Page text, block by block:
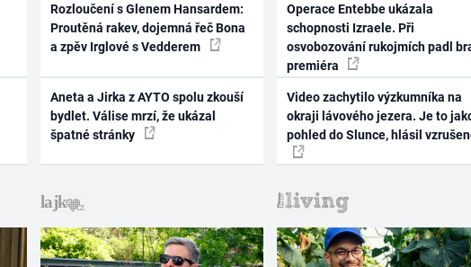
Rozloučení s Glenem Hansardem:
Proutěná rakev, dojemná řeč Bona
a zpěv Irglové s Vedderem
Aneta a Jirka z AYTO spolu zkouší
bydlet. Válise mrzí, že ukázal
špatné stránky
Operace Entebbe ukázala
schopnosti Izraele. Při
osvobozování rukojmích padl
premiéra
Video zachytilo výzkumníka na
okraji lávového jezera. Je to
pohled do Slunce, hlásil